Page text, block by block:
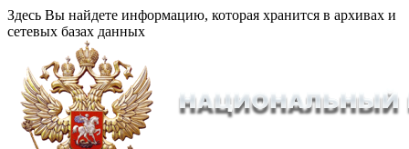
Здесь Вы найдете информацию, которая хранится в архивах и
сетевых базах данных